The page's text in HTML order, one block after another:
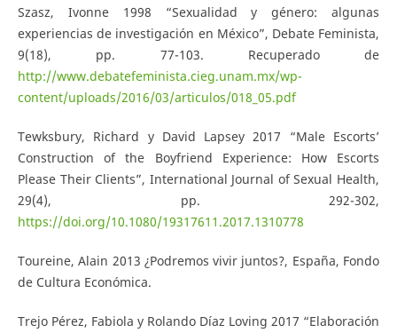
Szasz, Ivonne 1998 “Sexualidad y género: algunas
experiencias de investigación en México”, Debate Feminista,
9(18), pp. 77-103. Recuperado de
http://www.debatefeminista.cieg.unam.mx/wp-
content/uploads/2016/03/articulos/018_05.pdf
Tewksbury, Richard y David Lapsey 2017 “Male Escorts’
Construction of the Boyfriend Experience: How Escorts
Please Their Clients”, International Journal of Sexual Health,
29(4), pp. 292-302,
https://doi.org/10.1080/19317611.2017.1310778
Toureine, Alain 2013 ¿Podremos vivir juntos?, España, Fondo
de Cultura Económica.
Trejo Pérez, Fabiola y Rolando Díaz Loving 2017 “Elaboración